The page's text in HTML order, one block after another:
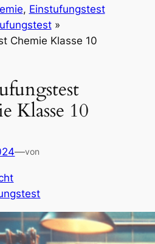
, Einstufungstest
»
Chemie Klasse 10
Klasse 10
—von